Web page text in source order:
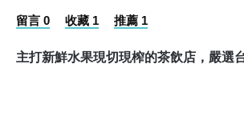
留言 0 收藏 1 推薦 1
主打新鮮水果現切現榨的茶飲店，嚴選